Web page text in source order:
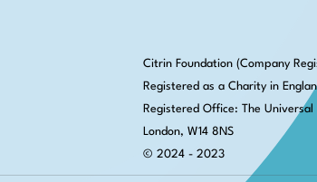
Citrin Foundation (Company
Registered as a Charity in
Registered Office:The
London, W14 8NS
© 2024 - 2023